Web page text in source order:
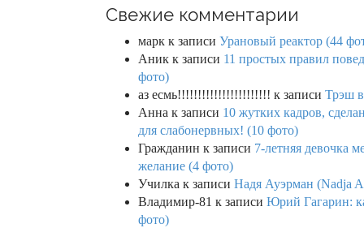
Свежие комментарии
марк к записи Урановый реактор (44
Аник к записи 11 простых правил
фото)
аз есмь!!!!!!!!!!!!!!!!!!!!!!! к записи Трэш в
Анна к записи 10 жутких кадров,
для слабонервных! (10 фото)
Гражданин к записи 7-летняя девочка
желание (4 фото)
Училка к записи Надя Ауэрман (Nadja
Владимир-81 к записи Юрий Гагарин:
фото)